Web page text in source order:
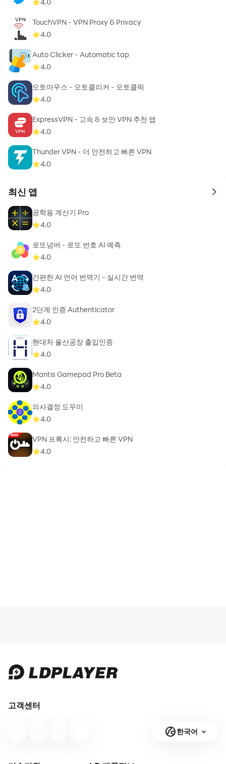
^ View the download progress of your videos.
^ SD card compatibility
^ Supports all formats: mp4, mp3, wmv, m4a, pdf,
avi, m4v, mov, txt, doc, xls, etc.
^ Download manager to pause, resume, and
delete downloads
^ Concurrent downloading of multiple files
^ Tubema
^ Tubemta
^ Done
✅Disclaimer:
* Please get permission from the content owner
* This app doesn't support downloading Youtube
videos due to the policy of Play Store.
TouchVPN - VPN Proxy & Privacy
4.0
Auto Clicker - Automatic tap
4.0
오토마우스 - 오토클리커 - 오토클릭
4.0
ExpressVPN - 고속 & 보안 VPN 추천 앱
4.0
Thunder VPN - 더 안전하고 빠른 VPN
4.0
최신 앱 to
공학용 계산기 Pro
4.0
로또넘버 - 로또 번호 AI 예측
4.0
간편한 AI 언어 번역기 - 실시간 번역
4.0
2단계 인증 Authenticator
4.0
현대차 울산공장 출입인증
4.0
Mantis Gamepad Pro Beta
4.0
의사결정 도우미
4.0
VPN 프록시: 안전하고 빠른 VPN
4.0
고객센터
한국어